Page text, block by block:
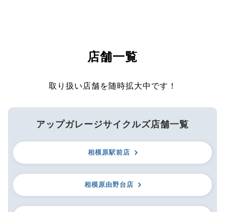
店舗一覧
取り扱い店舗を随時拡大中です！
アップガレージサイクルズ店舗一覧
相模原駅前店
相模原由野台店